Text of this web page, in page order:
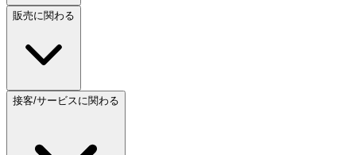
販売に関わる
接客/サービスに関わる